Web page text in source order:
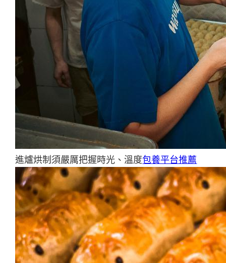
進爐烘制須嚴厲把握時光、溫度包養平台推薦